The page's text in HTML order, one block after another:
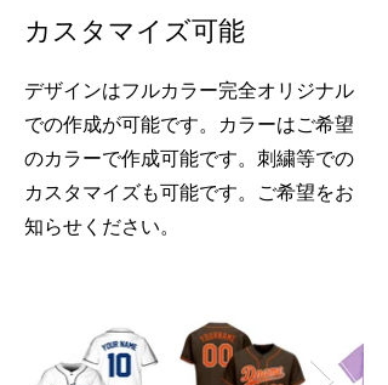
​カスタマイズ可能
​デザインはフルカラー完全オリジナル
での作成が可能です。カラーはご希望
のカラーで作成可能です。刺繍等での
カスタマイズも可能です。
ご希望をお
知らせください。